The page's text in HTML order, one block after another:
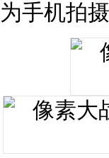
为手机拍